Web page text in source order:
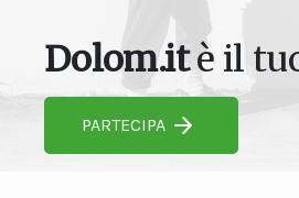
Dolom.itè il
PARTECIPA